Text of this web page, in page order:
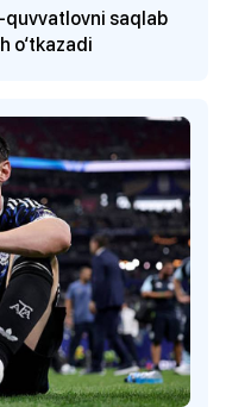
quvvatlovni saqlab
o‘tkazadi